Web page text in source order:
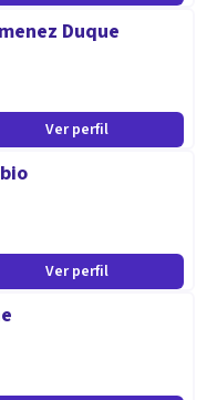
Duque
Ver perfil
Ver perfil